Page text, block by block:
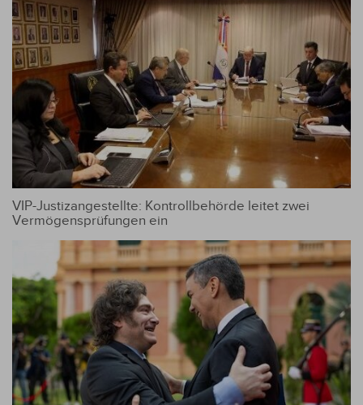
VIP-Justizangestellte: Kontrollbehörde leitet zwei
Vermögensprüfungen ein